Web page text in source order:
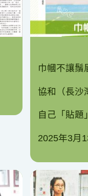
巾幗不讓鬚
協和（長沙
自己「貼題
2025年3月